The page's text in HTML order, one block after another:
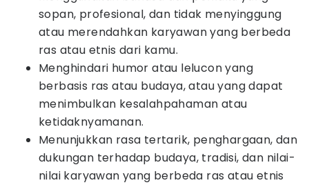
sopan, profesional, dan tidak menyinggung
atau merendahkan karyawan yang berbeda
ras atau etnis dari kamu.
Menghindari humor atau lelucon yang
berbasis ras atau budaya, atau yang dapat
menimbulkan kesalahpahaman atau
ketidaknyamanan.
Menunjukkan rasa tertarik, penghargaan, dan
dukungan terhadap budaya, tradisi, dan nilai-
nilai karyawan yang berbeda ras atau etnis